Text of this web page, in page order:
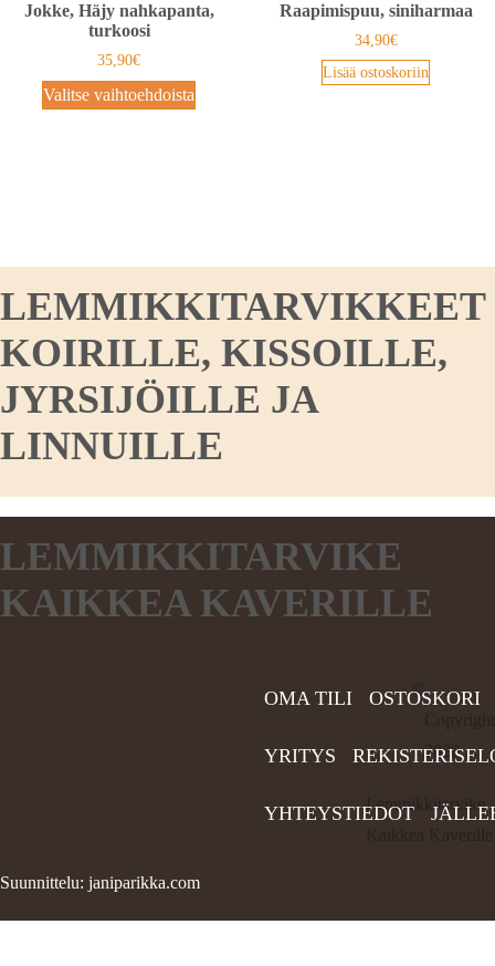
Jokke, Häjy nahkapanta,
turkoosi
35,90€
Valitse vaihtoehdoista
Raapimispuu, siniharmaa
34,90€
Lisää ostoskoriin
LEMMIKKITARVIKKEET
KOIRILLE, KISSOILLE,
JYRSIJÖILLE JA
LINNUILLE
LEMMIKKITARVIKE
KAIKKEA KAVERILLE
OMA TILI OSTOSKORI
YRITYS
YHTEYSTIEDOT
©
Copyright
2026
Lemmikkitarvike
Kaikkea Kaverille
Suunnittelu: janiparikka.com